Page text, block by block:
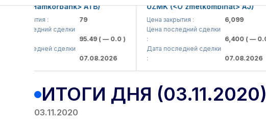
(<Hamkorbank> ATB)
сделки
( — 0.0 )
сделки
07.08.2026
UZMK (<O'zmetkombinat> AJ)
Цена закрытия :
Цена последний сделки
6,400( — 0.0 )
Дата последней сделки
07.08.2026
ИТОГИ ДНЯ (03.11.2020)
03.11.2020